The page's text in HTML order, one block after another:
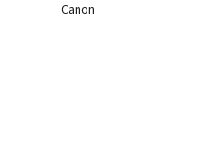
Canon